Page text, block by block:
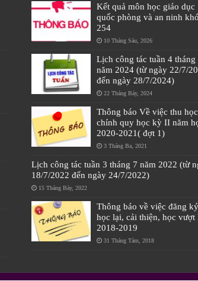
Kết quả môn học giáo dục
quốc phòng và an ninh
254
10 Tháng Sáu, 2026
Lịch công tác tuần 4 tháng
năm 2024 (từ ngày 22/7/
đến ngày 28/7/2024)
22 Tháng Bảy, 2024
Thông báo Về việc thu
chính quy học kỳ II năm
2020-2021( đợt 1)
3 Tháng Ba, 2021
Lịch công tác tuần 3 tháng 7 năm 2022 (từ
18/7/2022 đến ngày 24/7/2022)
15 Tháng Bảy, 2022
Thông báo về việc đăng ký
học lại, cải thiện, học
2018-2019
31 Tháng Tám, 2018